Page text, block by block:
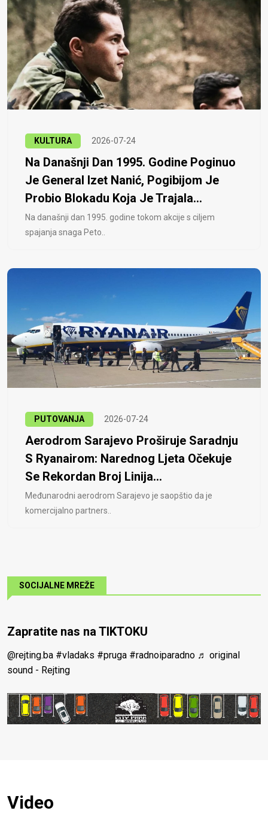
KULTURA 2026-07-24
Na Današnji Dan 1995. Godine Poginuo
Je General Izet Nanić, Pogibijom Je
Probio Blokadu Koja Je Trajala...
Na današnji dan 1995. godine tokom akcije s ciljem
spajanja snaga Peto..
PUTOVANJA 2026-07-24
Aerodrom Sarajevo Proširuje Saradnju
S Ryanairom: Narednog Ljeta Očekuje
Se Rekordan Broj Linija...
Međunarodni aerodrom Sarajevo je saopštio da je
komercijalno partners..
SOCIJALNE MREŽE
Zapratite nas na TIKTOKU
@rejting.ba #vladaks #pruga #radnoiparadno ♬ original
sound - Rejting
Video